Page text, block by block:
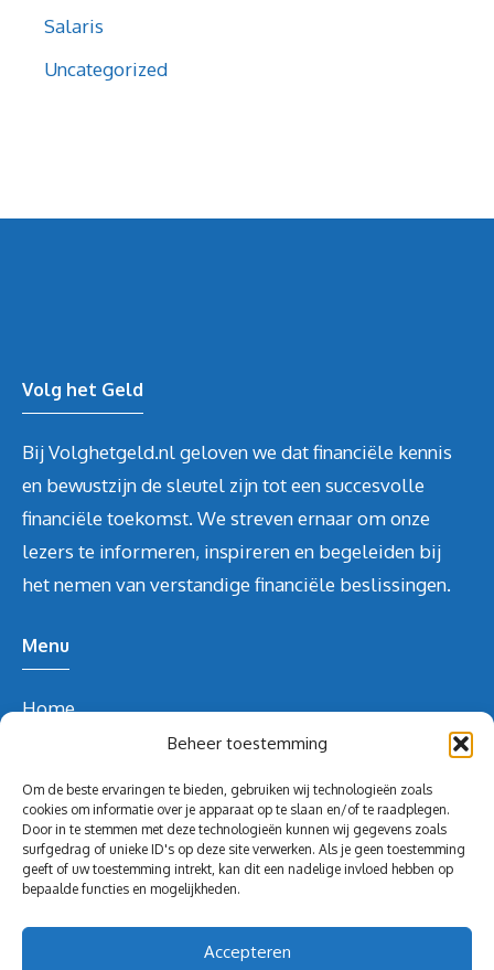
Beheer toestemming
Om de beste ervaringen te bieden, gebruiken wij technologieën zoals
cookies om informatie over je apparaat op te slaan en/of te raadplegen.
Door in te stemmen met deze technologieën kunnen wij gegevens zoals
surfgedrag of unieke ID's op deze site verwerken. Als je geen toestemming
geeft of uw toestemming intrekt, kan dit een nadelige invloed hebben op
bepaalde functies en mogelijkheden.
Accepteren
Salaris
Uncategorized
Volg het Geld
Bij Volghetgeld.nl geloven we dat financiële kennis
en bewustzijn de sleutel zijn tot een succesvolle
financiële toekomst. We streven ernaar om onze
lezers te informeren, inspireren en begeleiden bij
het nemen van verstandige financiële beslissingen.
Menu
Home
Contact
Blog
Contact Info
redactie@volghetgeld.nl